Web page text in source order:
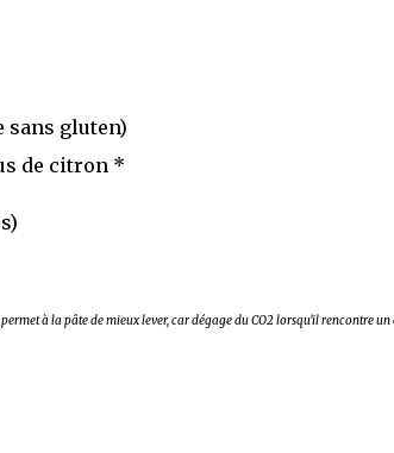
sans gluten)
de citron *
à la pâte de mieux lever,car dégage du CO2 lorsqu'il rencontre